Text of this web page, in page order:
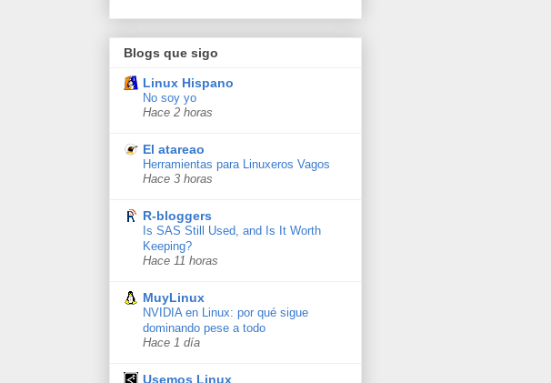
Blogs que sigo
Linux Hispano
No soy yo
Hace 2 horas
El atareao
Herramientas para Linuxeros Vagos
Hace 3 horas
R-bloggers
Is SAS Still Used, and Is It Worth
Keeping?
Hace 11 horas
MuyLinux
NVIDIA en Linux: por qué sigue
dominando pese a todo
Hace 1 día
Usemos Linux